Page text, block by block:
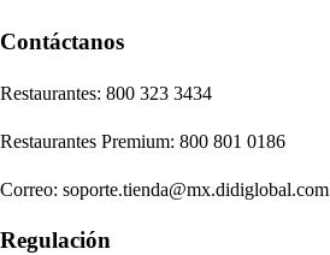
Contáctanos
Restaurantes: 800 323 3434
Restaurantes Premium: 800 801 0186
Correo: soporte.tienda@mx.didiglobal.com
Regulación